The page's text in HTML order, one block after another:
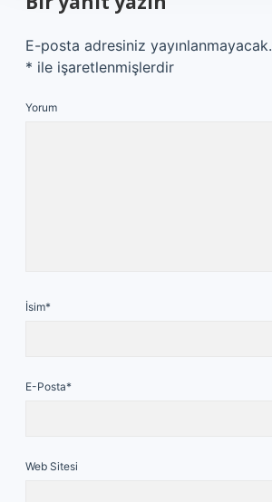
E-posta adresiniz yayınlanmayacak.
* ile işaretlenmişlerdir
Yorum
İsim*
E-Posta*
Web Sitesi